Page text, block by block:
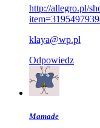
http://allegro.pl/
klaya@wp.pl
Odpowiedz
Mamade